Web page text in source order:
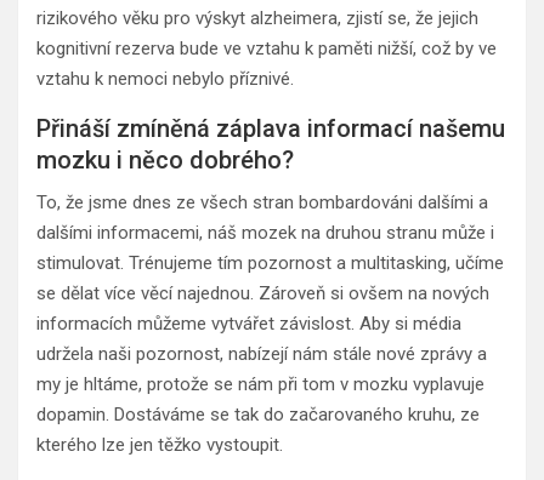
rizikového věku pro výskyt alzheimera, zjistí se, že jejich
kognitivní rezerva bude ve vztahu k paměti nižší, což by ve
vztahu k nemoci nebylo příznivé.
Přináší zmíněná záplava informací našemu
mozku i něco dobrého?
To, že jsme dnes ze všech stran bombardováni dalšími a
dalšími informacemi, náš mozek na druhou stranu může i
stimulovat. Trénujeme tím pozornost a multitasking, učíme
se dělat více věcí najednou. Zároveň si ovšem na nových
informacích můžeme vytvářet závislost. Aby si média
udržela naši pozornost, nabízejí nám stále nové zprávy a
my je hltáme, protože se nám při tom v mozku vyplavuje
dopamin. Dostáváme se tak do začarovaného kruhu, ze
kterého lze jen těžko vystoupit.